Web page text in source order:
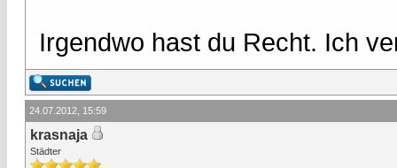
Irgendwo hast du Recht. Ich
24.07.2012, 15:59
krasnaja
Städter